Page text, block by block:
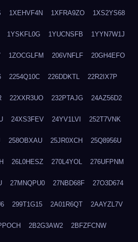
1XEHVF4N 1XFRA9ZO 1XS2YS68
1YSKFL0G 1YUCNSFB 1YYN7W1J
1ZOCGLFM 206VNFLF 20GH4EFO
2254Q10C 226DDKTL 22R2IX7P
22XXR3UO 232PTAJG 24AZ56D2
24XS3FEV 24YV1LVI 252T7VNK
258OBXAU 25JR0XCH 25Q8956U
26L0HESZ 270L4YOL 276UFPNM
27MNQPU0 27NBD68F 27O3D674
299T1G15 2A01R6QT 2AAYZL7V
2B2G3AW2 2BFZFCNW